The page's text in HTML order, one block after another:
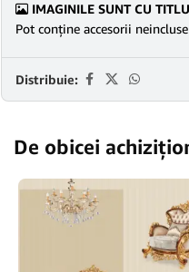
IMAGINILE SUNT CU
Pot conține accesorii
Distribuie:
De obicei